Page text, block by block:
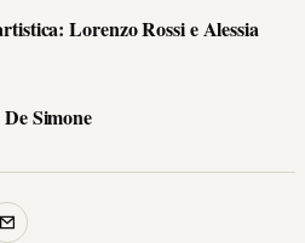
Lorenzo Rossi e Alessia
Simone